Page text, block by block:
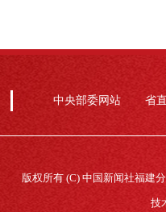
中央部委网站 省
版权所有 (C) 中国新闻社福建
技